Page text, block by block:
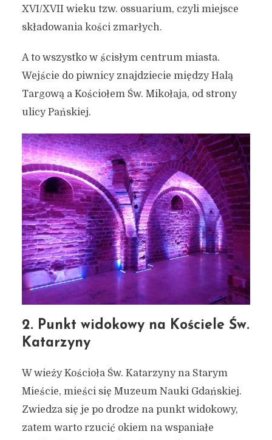
XVI/XVII wieku tzw. ossuarium, czyli miejsce
składowania kości zmarłych.
A to wszystko w ścisłym centrum miasta.
Wejście do piwnicy znajdziecie między Halą
Targową a Kościołem Św. Mikołaja, od strony
ulicy Pańskiej.
2. Punkt widokowy na Kościele Św.
Katarzyny
W wieży Kościoła Św. Katarzyny na Starym
Mieście, mieści się Muzeum Nauki Gdańskiej.
Zwiedza się je po drodze na punkt widokowy,
zatem warto rzucić okiem na wspaniałe